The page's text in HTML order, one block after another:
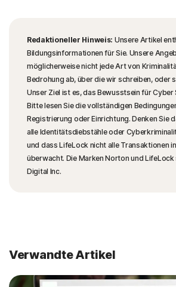
Redaktioneller Hinweis: Unsere Artikel
Bildungsinformationen für Sie. Unsere
möglicherweise nicht jede Art von
Bedrohung ab, über die wir schreiben, oder
Unser Ziel ist es, das Bewusstsein für
Bitte lesen Sie die vollständigen
Registrierung oder Einrichtung. Denken Sie
alle Identitätsdiebstähle oder
und dass LifeLock nicht alle Transaktionen
überwacht. Die Marken Norton und LifeLock
Digital Inc.
Verwandte Artikel